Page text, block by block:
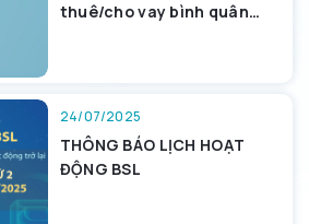
thuê/cho vay bình quân
24/07/2025
THÔNG BÁO LỊCH HOẠT
ĐỘNG BSL